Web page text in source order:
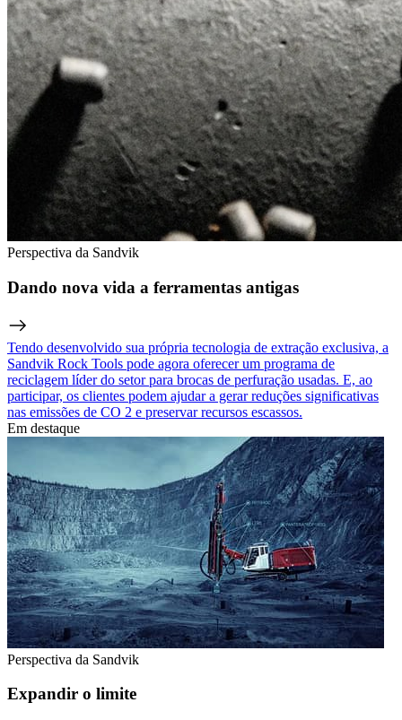
Perspectiva da Sandvik
Dando nova vida a ferramentas antigas
Tendo desenvolvido sua própria tecnologia de extração exclusiva, a
Sandvik Rock Tools pode agora oferecer um programa de
reciclagem líder do setor para brocas de perfuração usadas. E, ao
participar, os clientes podem ajudar a gerar reduções significativas
nas emissões de CO 2 e preservar recursos escassos.
Em destaque
Perspectiva da Sandvik
Expandir o limite